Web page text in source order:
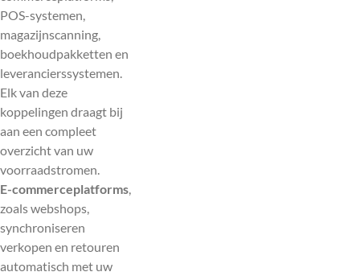
POS-systemen,
magazijnscanning,
boekhoudpakketten en
leverancierssystemen.
Elk van deze
koppelingen draagt bij
aan een compleet
overzicht van uw
voorraadstromen.
E-commerceplatforms,
zoals webshops,
synchroniseren
verkopen en retouren
automatisch met uw